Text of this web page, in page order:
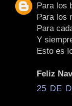
Para los
Para los
Para
Y
Esto es
Feliz
25 DE